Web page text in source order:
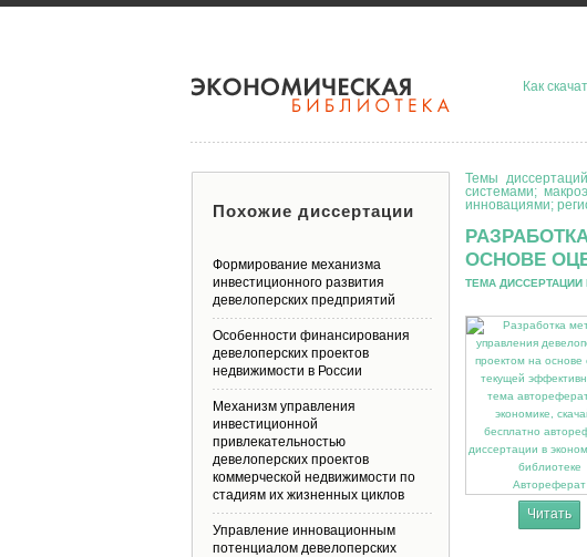
Как
Темы
системами;
инновациями;
ОСНОВЕ
ТЕМА
Автореферат
Читать
Похожие диссертации
Формирование механизма
инвестиционного развития
девелоперских предприятий
Особенности финансирования
девелоперских проектов
недвижимости в России
Механизм управления
инвестиционной
привлекательностью
девелоперских проектов
коммерческой недвижимости по
стадиям их жизненных циклов
Управление инновационным
потенциалом девелоперских